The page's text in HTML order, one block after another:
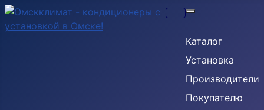
Каталог
Установка
Производители
Покупателю